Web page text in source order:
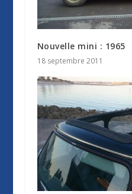
Nouvelle mini : 1965
18 septembre 2011